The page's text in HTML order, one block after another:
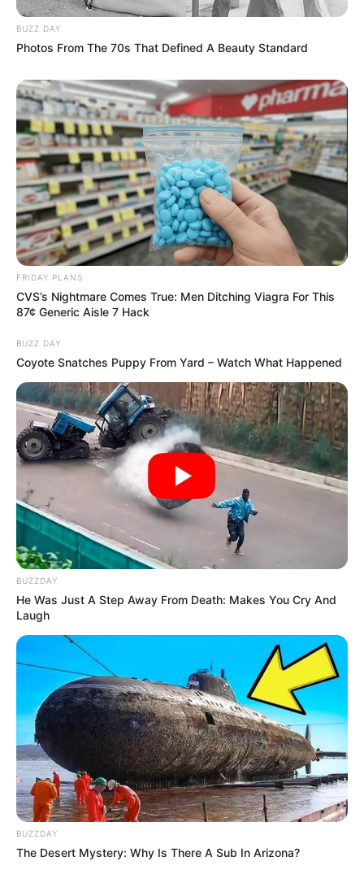
BUZZ DAY
Photos From The 70s That Defined A Beauty Standard
FRIDAY PLANS
CVS’s Nightmare Comes True: Men Ditching Viagra For This
87¢ Generic Aisle 7 Hack
BUZZ DAY
Coyote Snatches Puppy From Yard – Watch What Happened
BUZZDAY
He Was Just A Step Away From Death: Makes You Cry And
Laugh
BUZZDAY
The Desert Mystery: Why Is There A Sub In Arizona?